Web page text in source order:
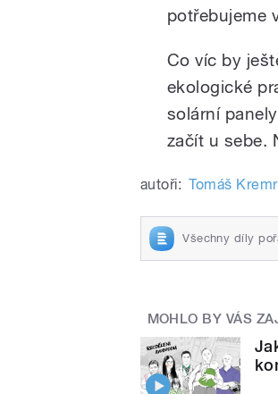
potřebujeme
Co víc by
ekologické
solární
začít u sebe.
autoři: Tomáš Kremr
Všechny díly
MOHLO BY VÁS